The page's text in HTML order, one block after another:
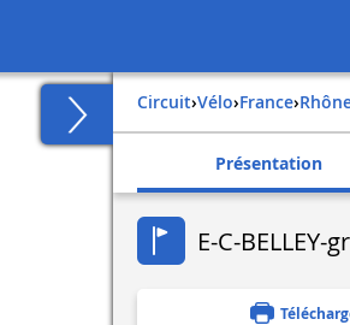
Circuit› Vélo› france›
Présentation
E-C-